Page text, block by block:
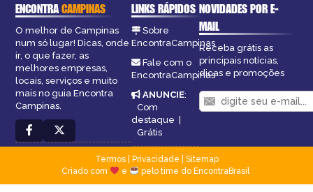
ENCONTRACAMPINAS
O melhor de Campinas
num só lugar! Dicas, onde
ir, o que fazer, as
melhores empresas,
locais, serviços e muito
mais no guia Encontra
Campinas.
LINKS RÁPIDOS
Sobre
EncontraCampinas
Fale com o
EncontraCampinas
ANUNCIE:
Com
destaque |
Grátis
NOVIDADES POR E-
MAIL
Receba grátis as
principais notícias,
dicas e promoções
Termos| Privacidade
Sitemap
Criado com
e pelo time do EncontraBrasil